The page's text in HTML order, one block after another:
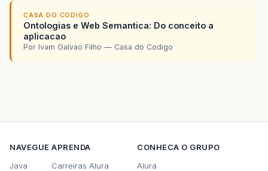
CASA DO CODIGO
Ontologias e Web Semantica: Do conceito a
aplicacao
Por Ivam Galvao Filho — Casa do Codigo
NAVEGUE
Java
APRENDA
Carreiras Alura
CONHECA O GRUPO
Alura